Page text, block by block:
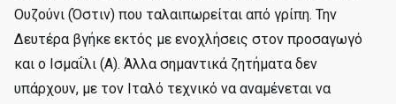
Ουζούνι (Όστιν) που ταλαιπωρείται από γρίπη. Την
Δευτέρα βγήκε εκτός με ενοχλήσεις στον προσαγωγό
και ο Ισμαΐλι (Α). Άλλα σημαντικά ζητήματα δεν
υπάρχουν, με τον Ιταλό τεχνικό να αναμένεται να